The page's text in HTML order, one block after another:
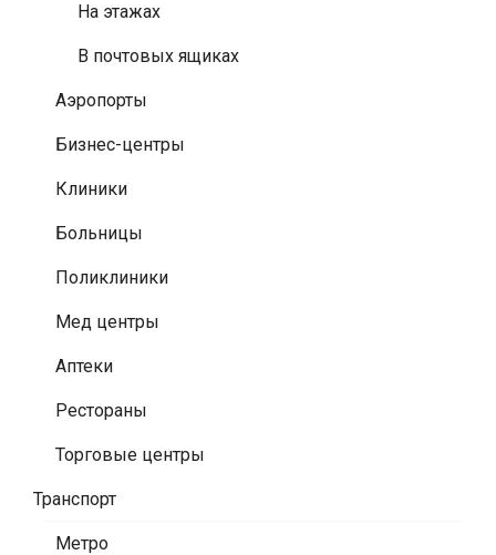
На этажах
В почтовых ящиках
Аэропорты
Бизнес-центры
Клиники
Больницы
Поликлиники
Мед центры
Аптеки
Рестораны
Торговые центры
Транспорт
Метро